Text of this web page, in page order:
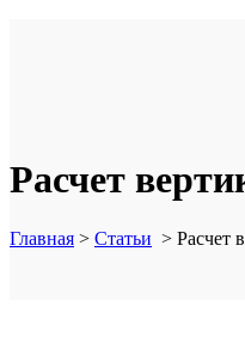
Расчет
Главная > Статьи > Расчет